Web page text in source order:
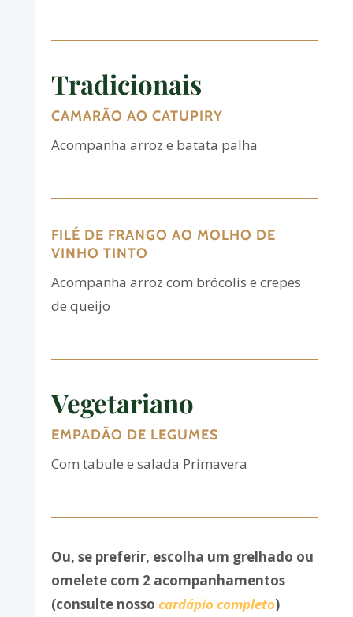
Tradicionais
CAMARÃO AO CATUPIRY
Acompanha arroz e batata palha
FILÉ DE FRANGO AO MOLHO DE
VINHO TINTO
Acompanha arroz com brócolis e crepes
de queijo
Vegetariano
EMPADÃO DE LEGUMES
Com tabule e salada Primavera
Ou, se preferir, escolha um grelhado ou
omelete com 2 acompanhamentos
(consulte nosso cardápio completo)